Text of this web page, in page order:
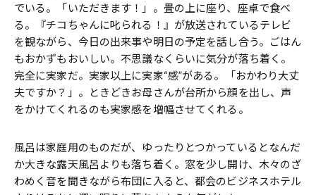
でいる。「いただきます！」。畳の上に座り、座卓で食べ
る。『チコちゃんに叱られる！』が放送されているテレビ
を観ながら、今日の出来事や明日の予定を話し合う。ごはん
もおかずもおいしい。不思議なくらいに気分が落ち着く。
完全に実家だ。実家以上に実家“感”がある。「おかわり大丈
夫ですか？」。ときどきお母さんが台所から顔を出し、声
をかけてくれるのも実家感を増幅させてくれる。
風呂は家庭用のものだが、ゆったりとつかっているとなんだ
か大きな露天風呂よりも落ち着く。窓を少し開け、木々のざ
わめく音を聞きながら布団に入ると、都会のビジネスホテル